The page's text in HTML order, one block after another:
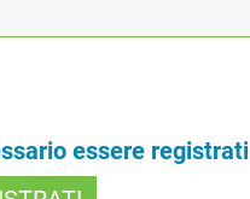
essere registrati